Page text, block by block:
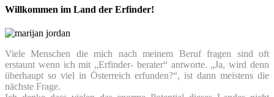
Willkommen im Land der Erfinder!
Viele Menschen die mich nach meinem Beruf fragen sind oft
erstaunt wenn ich mit „Erfinder- berater“ antworte. „Ja, wird denn
überhaupt so viel in Österreich erfunden?“, ist dann meistens die
nächste Frage.